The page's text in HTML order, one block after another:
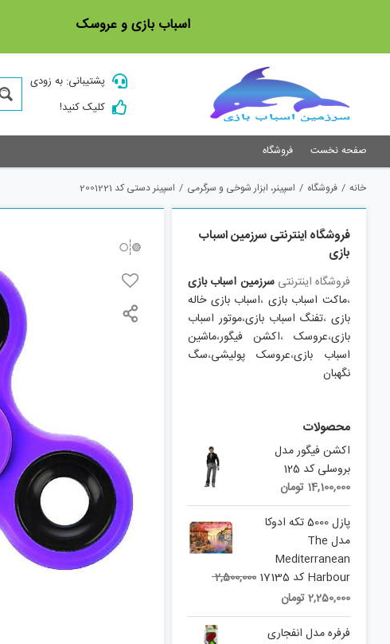
اسباب بازی و عروسک
پشتیبانی: به زودی
کلیک کنید!
صفحه نخست فروشگاه
خانه / فروشگاه / اسپینر، ابزار شوخی و سرگرمی / اسپینر دستی کد 2001221
فروشگاه اینترنتی سرزمین اسباب
بازی
فروشگاه اینترنتیسرزمین اسباب بازی
،ماکت اسباب بازی ،اسباب بازی خاله
بازی،تفنگ اسباب بازی،موتور اسباب
بازی،عروسک،اکشن فیگور،ماشین
اسباب بازی،عروسک پولیشی،سگ
نگهبان
محصولات
اکشن فیگور مدل
بروسلی کد 125
14,100,000 تومان
پازل 5000 تکه ادوکا
مدل The
Mediterranean
Harbour کد 17135
2,500,000
Original
was:
2,500,000 تومان.
2,250,000تومان
price
is:
فرفره مدل انفجاری